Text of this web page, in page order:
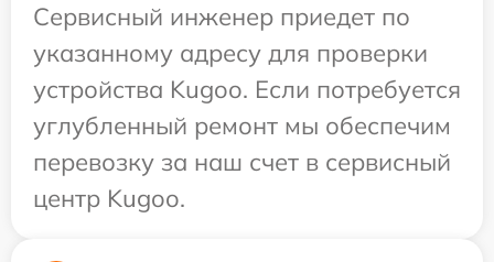
Сервисный инженер приедет по
указанному адресу для проверки
устройства Kugoo. Если потребуется
углубленный ремонт мы обеспечим
перевозку за наш счет в сервисный
центр Kugoo.